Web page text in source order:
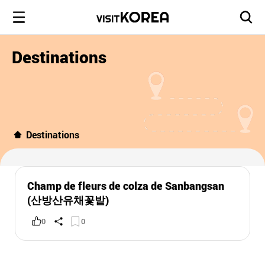
Destinations
Destinations
Champ de fleurs de colza de Sanbangsan
(산방산유채꽃밭)
0 0